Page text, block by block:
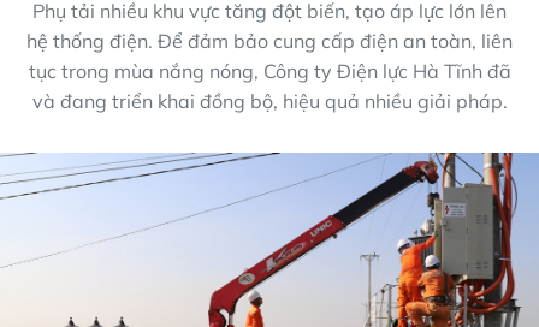
Phụ tải nhiều khu vực tăng đột biến, tạo áp lực lớn lên
hệ thống điện. Để đảm bảo cung cấp điện an toàn, liên
tục trong mùa nắng nóng, Công ty Điện lực Hà Tĩnh đã
và đang triển khai đồng bộ, hiệu quả nhiều giải pháp.